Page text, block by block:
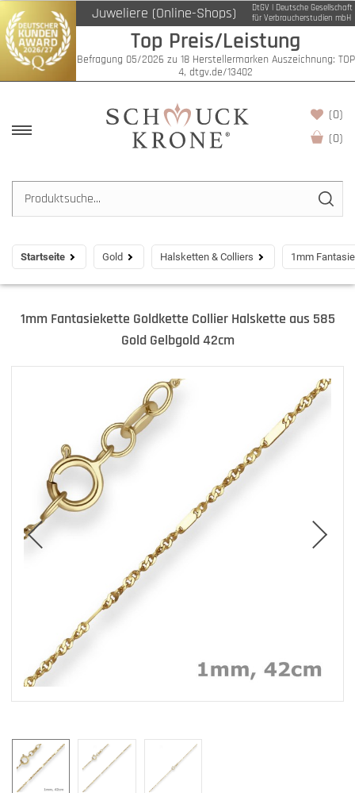
Juweliere (Online-Shops)
DtGV | Deutsche Gesellschaft
für Verbraucherstudien mbH
Top Preis/Leistung
Befragung 05/2026 zu 18 Herstellermarken Auszeichnung: TOP
4, dtgv.de/13402
(0)
(0)
Startseite Gold Halsketten & Colliers 1mm
1mm Fantasiekette Goldkette Collier Halskette aus 585
Gold Gelbgold 42cm